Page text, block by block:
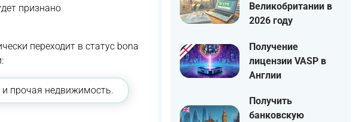
признано
переходит в статус bona
прочая недвижимость.
Великобритании в
2026 году
Получение
лицензии VASP в
Англии
Получить
банковскую